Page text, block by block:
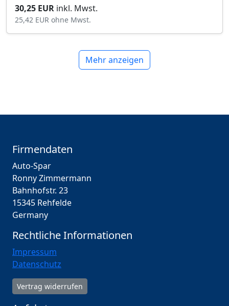
30,25 EUR inkl. Mwst.
25,42 EUR ohne Mwst.
Mehr anzeigen
Firmendaten
Auto-Spar
Ronny Zimmermann
Bahnhofstr. 23
15345 Rehfelde
Germany
Rechtliche Informationen
Impressum
Datenschutz
Vertrag widerrufen